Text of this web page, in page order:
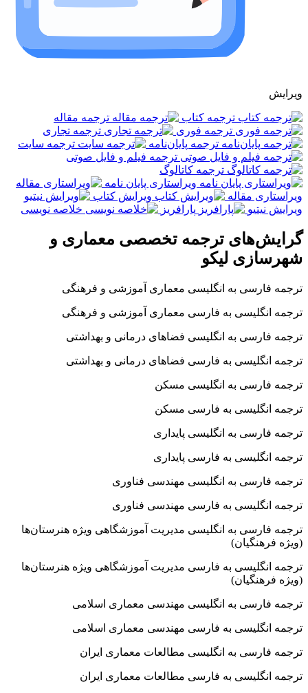
ویرایش
ترجمه کتاب
ترجمه مقاله
ترجمه فوری
ترجمه تجاری
ترجمه پایان‌نامه
ترجمه سایت
ترجمه فیلم و فایل صوتی
ترجمه کاتالوگ
ویراستاری پایان نامه
ویراستاری مقاله
ویرایش کتاب
ویرایش نیتیو
پارافریز خلاصه نویسی
گرایش‌های ترجمه تخصصی معماری و
شهرسازی لیکو
ترجمه فارسی به انگلیسی معماری آموزشی و فرهنگی
ترجمه انگلیسی به فارسی معماری آموزشی و فرهنگی
ترجمه فارسی به انگلیسی فضاهای درمانی و بهداشتی
ترجمه انگلیسی به فارسی فضاهای درمانی و بهداشتی
ترجمه فارسی به انگلیسی مسکن
ترجمه انگلیسی به فارسی مسکن
ترجمه فارسی به انگلیسی پایداری
ترجمه انگلیسی به فارسی پایداری
ترجمه فارسی به انگلیسی مهندسی فناوری
ترجمه انگلیسی به فارسی مهندسی فناوری
ترجمه فارسی به انگلیسی مدیریت آموزشگاهی ویژه هنرستان‌ها
(ویژه فرهنگیان)
ترجمه انگلیسی به فارسی مدیریت آموزشگاهی ویژه هنرستان‌ها
(ویژه فرهنگیان)
ترجمه فارسی به انگلیسی مهندسی معماری اسلامی
ترجمه انگلیسی به فارسی مهندسی معماری اسلامی
ترجمه فارسی به انگلیسی مطالعات معماری ایران
ترجمه انگلیسی به فارسی مطالعات معماری ایران